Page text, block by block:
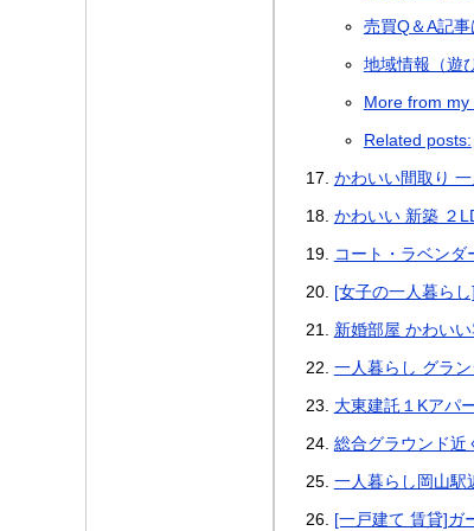
売買Q＆A記事
地域情報（遊
More from my
Related posts:
かわいい間取り
かわいい 新築 ２
コート・ラベン
[女子の一人暮ら
新婚部屋 かわい
一人暮らし グラ
大東建託１Kアパ
総合グラウンド近
一人暮らし岡山駅
[一戸建て 賃貸]ガ